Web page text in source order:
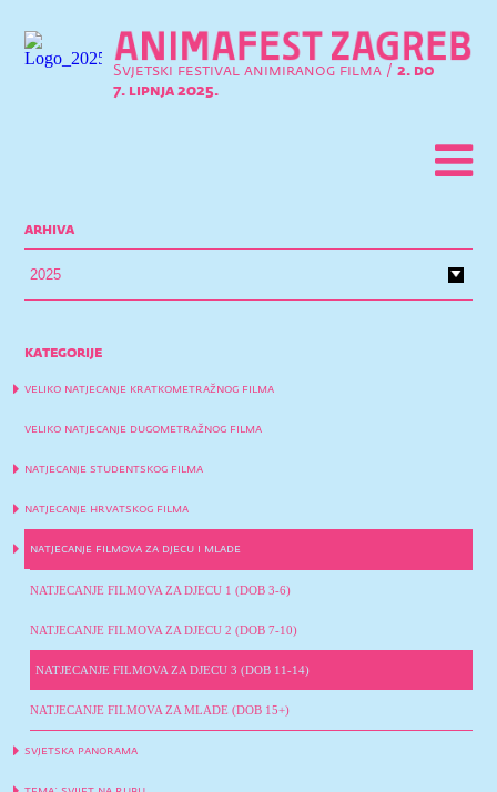
Svjetski festival animiranog filma /2. do
7. lipnja 2025.
arhiva
kategorije
veliko natjecanje kratkometražnog filma
veliko natjecanje dugometražnog filma
natjecanje studentskog filma
natjecanje hrvatskog filma
natjecanje filmova za djecu i mlade
NATJECANJE FILMOVA ZA DJECU 1 (DOB 3-6)
NATJECANJE FILMOVA ZA DJECU 2 (DOB 7-10)
NATJECANJE FILMOVA ZA DJECU 3 (DOB 11-14)
NATJECANJE FILMOVA ZA MLADE (DOB 15+)
svjetska panorama